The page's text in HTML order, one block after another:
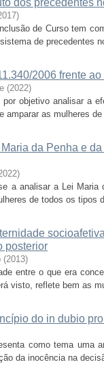
dos precedentes
)
de Curso tem
de precedentes
2006 frente
(2022)
objetivo analisar a
amparar as mulheres
da Penha e
)
a analisar a Lei
de todos os
posterior
(2013)
entre o que era
visto, reflete bem as
do in dubio
como tema uma
da inocência na